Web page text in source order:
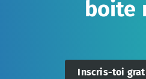
boite
Inscris-toi